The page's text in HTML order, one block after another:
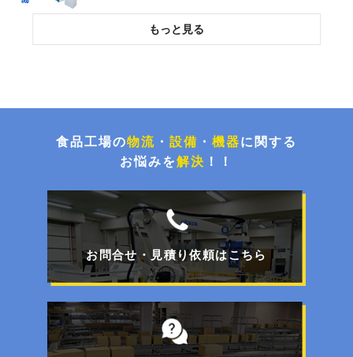
投入作業をスムーズに！高所作業をなくす粉粒体
イズグルー塗布システム
チョコ停解消と処理能力UP！封函・キの字梱包
ライン更新事例
【特集】FOOMA JAPAN 2026展示商品のご紹介
フォークリフトで移動可能！工事不要のパレット
食品工場の物流 ・ 設備 ・ 機器に関する
お悩みを解決 ！！
お問合せ・見積り依頼はこちら